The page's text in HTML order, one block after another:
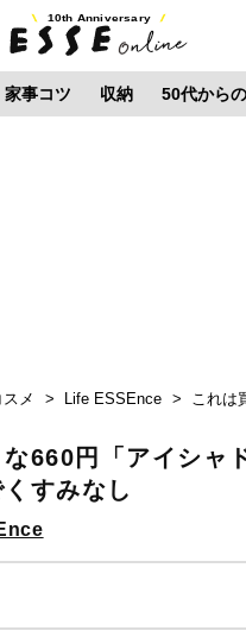
10th Anniversary
家事コツ 収納 50代から
スメ Life ESSEnce これは
660円「アイシャ
すみなし